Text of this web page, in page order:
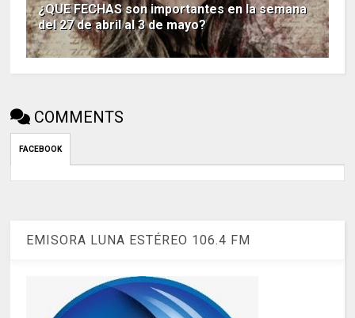
¿QUE FECHAS son importantes en la semana
del 27 de abril al 3 de mayo?
COMMENTS
FACEBOOK
EMISORA LUNA ESTÉREO 106.4 FM